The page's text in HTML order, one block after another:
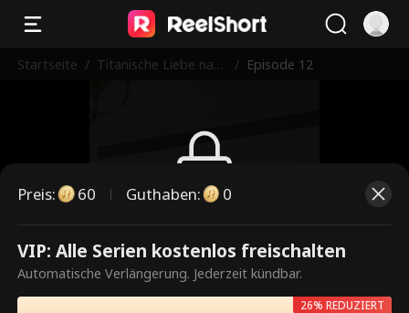
Startseite / Titanische Liebe nach
/ Episode 12
Dies ist eine kostenpflichtige
Episode. Bitte entsperren, um
weiterzusehen.
Preis: 60 Guthaben: 0
VIP: Alle Serien kostenlos freischalten
Automatische Verlängerung. Jederzeit kündbar.
26% REDUZIERT